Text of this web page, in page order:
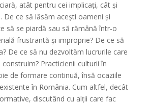
atât pentru cei implicați, cât și
De ce să lăsăm acești oameni și
să se piardă sau să rămână într-o
frustrantă și improprie? De ce să
De ce să nu dezvoltăm lucrurile care
Practicienii culturii în
de formare continuă, însă ocaziile
în România. Cum altfel, decât
discutând cu alții care fac